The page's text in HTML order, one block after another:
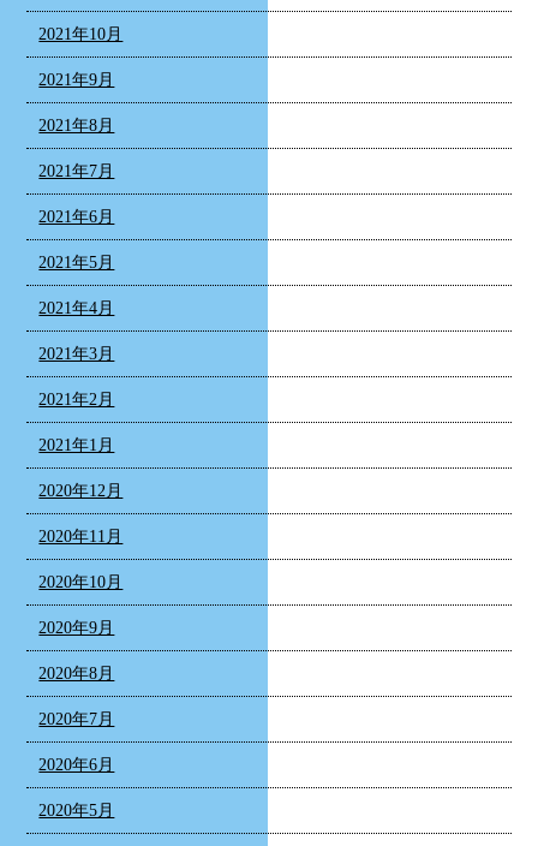
2021年10月
2021年9月
2021年8月
2021年7月
2021年6月
2021年5月
2021年4月
2021年3月
2021年2月
2021年1月
2020年12月
2020年11月
2020年10月
2020年9月
2020年8月
2020年7月
2020年6月
2020年5月